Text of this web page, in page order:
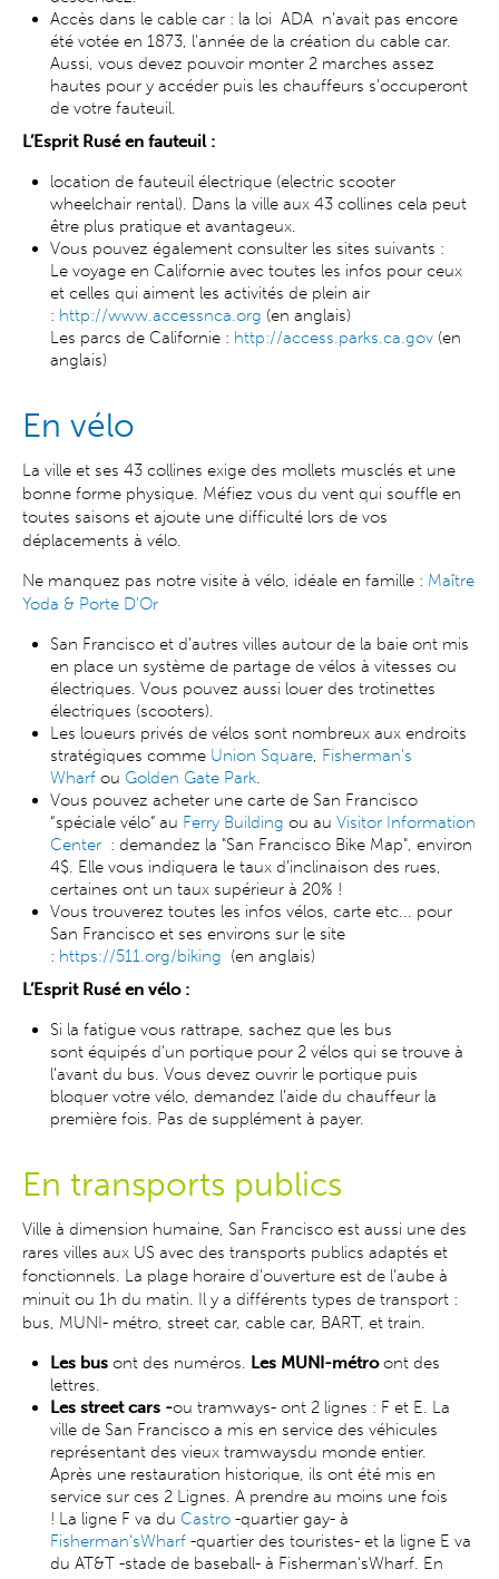
Accès dans le cable car : la loi ADA n’avait pas encore
été votée en 1873, l'année de la création du cable car.
Aussi, vous devez pouvoir monter 2 marches assez
hautes pour y accéder puis les chauffeurs s’occuperont
de votre fauteuil.
L’Esprit Rusé en fauteuil :
location de fauteuil électrique (electric scooter
wheelchair rental). Dans la ville aux 43 collines cela peut
être plus pratique et avantageux.
Vous pouvez également consulter les sites suivants :
Le voyage en Californie avec toutes les infos pour ceux
et celles qui aiment les activités de plein air
: http://www.accessnca.org (en anglais)
Les parcs de Californie : http://access.parks.ca.gov (en
anglais)
En vélo
La ville et ses 43 collines exige des mollets musclés et une
bonne forme physique. Méfiez vous du vent qui souffle en
toutes saisons et ajoute une difficulté lors de vos
déplacements à vélo.
Ne manquez pas notre visite à vélo, idéale en famille : Maître
Yoda & Porte D'Or
San Francisco et d’autres villes autour de la baie ont mis
en place un système de partage de vélos à vitesses ou
électriques. Vous pouvez aussi louer des trotinettes
électriques (scooters).
Les loueurs privés de vélos sont nombreux aux endroits
stratégiques comme Union Square, Fisherman’s
Wharf ou Golden Gate Park.
Vous pouvez acheter une carte de San Francisco
“spéciale vélo” au Ferry Building ou au Visitor Information
Center : demandez la "San Francisco Bike Map", environ
4$. Elle vous indiquera le taux d’inclinaison des rues,
certaines ont un taux supérieur à 20% !
Vous trouverez toutes les infos vélos, carte etc... pour
San Francisco et ses environs sur le site
: https://511.org/biking (en anglais)
L’Esprit Rusé en vélo :
Si la fatigue vous rattrape, sachez que les bus
sont équipés d’un portique pour 2 vélos qui se trouve à
l’avant du bus. Vous devez ouvrir le portique puis
bloquer votre vélo, demandez l’aide du chauffeur la
première fois. Pas de supplément à payer.
En transports publics
Ville à dimension humaine, San Francisco est aussi une des
rares villes aux US avec des transports publics adaptés et
fonctionnels. La plage horaire d'ouverture est de l’aube à
minuit ou 1h du matin. Il y a différents types de transport :
bus, MUNI- métro, street car, cable car, BART, et train.
Les bus ont des numéros. Les MUNI-métroont des
lettres.
Les street cars -ou tramways- ont 2 lignes : F et E. La
ville de San Francisco a mis en service des véhicules
représentant des vieux tramwaysdu monde entier.
Après une restauration historique, ils ont été mis en
service sur ces 2 Lignes. A prendre au moins une fois
! La ligne F va du Castro -quartier gay- à
Fisherman‘sWharf -quartier des touristes- et la ligne E va
du AT&T -stade de baseball- à Fisherman‘sWharf. En